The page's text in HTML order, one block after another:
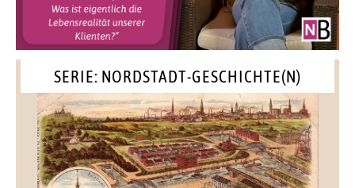
SERIE: NORDSTADT-GESCHICHTE(N)